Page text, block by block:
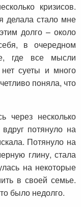
кризисов.
делала стало мне
долго – около
в очередном
где все мысли
суеты и много
поняла, что
через несколько
потянуло на
Потянуло на
глину, стала
на некоторые
в своей семье.
было недолго.